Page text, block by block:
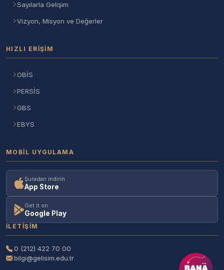
Sayılarla Gelişim
Vizyon, Misyon ve Değerler
HIZLI ERIŞIM
OBİS
PERSİS
GBS
EBYS
MOBIL UYGULAMA
Şuradan indirin
App Store
Get it on
Google Play
İLETIŞIM
0 (212) 422 70 00
bilgi@gelisim.edu.tr